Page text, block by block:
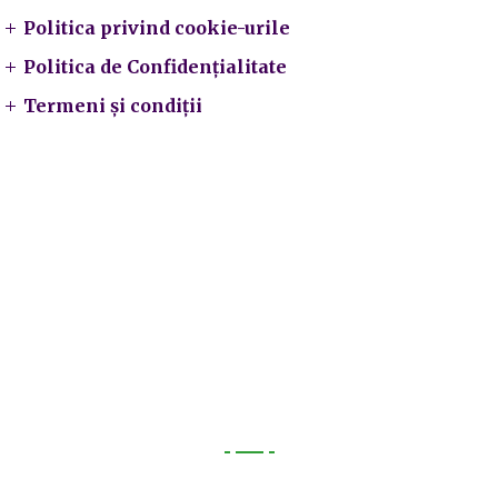
Politica privind cookie-urile
Politica de Confidențialitate
Termeni și condiții